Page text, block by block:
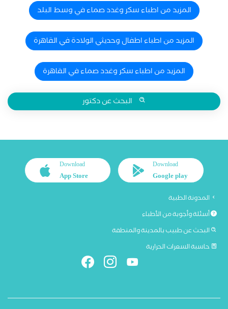
المزيد من اطباء سكر وغدد صماء في وسط البلد
المزيد من اطباء اطفال وحديثي الولادة في القاهرة
المزيد من اطباء سكر وغدد صماء في القاهرة
البحث عن دكتور
Download
Google play
Download
App Store
المدونة الطبية
أسئلة وأجوبة من الأطباء
البحث عن طبيب بالمدينة والمنطقة
حاسبة السعرات الحرارية